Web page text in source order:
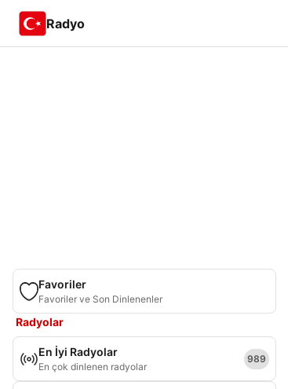
Radyo
Favoriler
Favoriler ve Son Dinlenenler
Radyolar
En İyi Radyolar
En çok dinlenen radyolar
989